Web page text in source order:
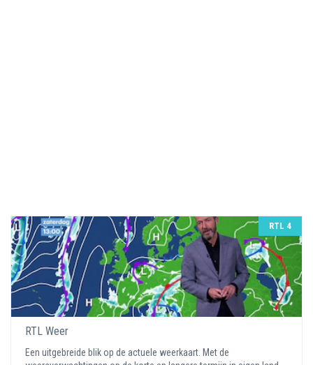
RTL 4
RTL Weer
Een uitgebreide blik op de actuele weerkaart. Met de